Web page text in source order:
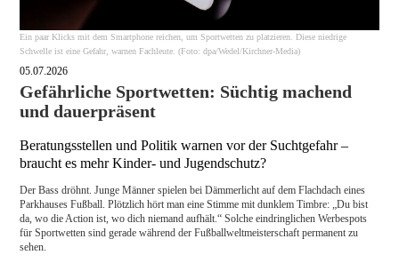
Ein paar Klicks mit dem Smartphone reichen, um Sportwetten zu platzieren. Diese niedrige
Schwelle ist eine Gefahr, warnen Fachleute. (Foto: dpa/Wedel/Kirchner-Media)
05.07.2026
Gefährliche Sportwetten: Süchtig machend
und dauerpräsent
Beratungsstellen und Politik warnen vor der Suchtgefahr –
braucht es mehr Kinder- und Jugendschutz?
Der Bass dröhnt. Junge Männer spielen bei Dämmerlicht auf dem Flachdach eines
Parkhauses Fußball. Plötzlich hört man eine Stimme mit dunklem Timbre: „Du bist
da, wo die Action ist, wo dich niemand aufhält.“ Solche eindringlichen Werbespots
für Sportwetten sind gerade während der Fußballweltmeisterschaft permanent zu
sehen.